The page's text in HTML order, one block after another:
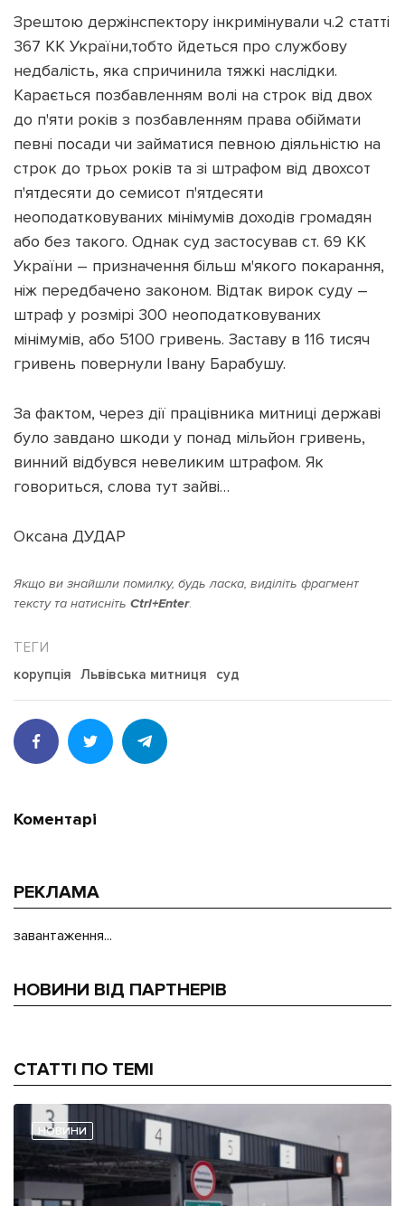
Зрештою держінспектору інкримінували ч.2 статті
367 КК України,тобто йдеться про службову
недбалість, яка спричинила тяжкі наслідки.
Карається позбавленням волі на строк від двох
до п'яти років з позбавленням права обіймати
певні посади чи займатися певною діяльністю на
строк до трьох років та зі штрафом від двохсот
п'ятдесяти до семисот п'ятдесяти
неоподатковуваних мінімумів доходів громадян
або без такого. Однак суд застосував ст. 69 КК
України – призначення більш м'якого покарання,
ніж передбачено законом. Відтак вирок суду –
штраф у розмірі 300 неоподатковуваних
мінімумів, або 5100 гривень. Заставу в 116 тисяч
гривень повернули Івану Барабушу.
За фактом, через дії працівника митниці державі
було завдано шкоди у понад мільйон гривень,
винний відбувся невеликим штрафом. Як
говориться, слова тут зайві…
Оксана ДУДАР
Якщо ви знайшли помилку, будь ласка, виділіть фрагмент
тексту та натисніть Ctrl+Enter.
корупція Львівська митниця суд
Коментарі
РЕКЛАМА
завантаження...
НОВИНИ ВІД ПАРТНЕРІВ
СТАТТІ ПО ТЕМІ
НОВИНИ